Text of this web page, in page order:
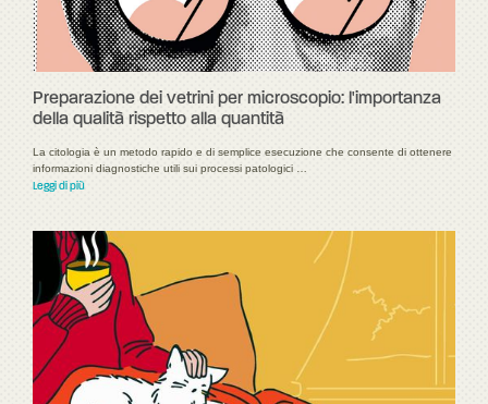
Preparazione dei vetrini per microscopio: l'importanza
della qualità rispetto alla quantità
La citologia è un metodo rapido e di semplice esecuzione che consente di ottenere
informazioni diagnostiche utili sui processi patologici …
Leggi di più